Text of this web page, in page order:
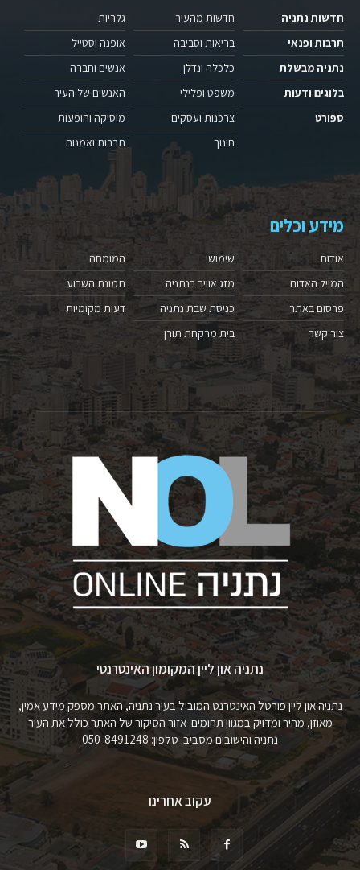
חדשות נתניה
תרבות ופנאי
נתניה מבשלת
בלוגים ודעות
ספורט
חדשות מהעיר
בריאות וסביבה
כלכלה ונדלן
משפט ופלילי
צרכנות ועסקים
חינוך
גלריות
אופנה וסטייל
אנשים וחברה
האנשים של העיר
מוסיקה והופעות
תרבות ואמנות
מידע וכלים
אודות
המייל האדום
פרסום באתר
צור קשר
שימושי
מזג אוויר בנתניה
כניסת שבת נתניה
בית מרקחת תורן
המומחה
תמונת השבוע
דעות מקומיות
נתניה און ליין המקומון האינטרנטי
נתניה און ליין פורטל האינטרנט המוביל בעיר נתניה, האתר מספק מידע אמין,
מאוזן, מהיר ומדויק במגוון תחומים. אזור הסיקור של האתר כולל את העיר
נתניה והישובים מסביב. טלפון: 050-8491248
עקוב אחרינו